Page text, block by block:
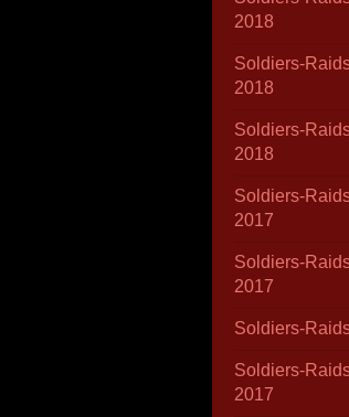
2018
Soldiers-
2018
Soldiers-
2018
Soldiers-
2017
Soldiers-
2017
Soldiers-
Soldiers-
2017